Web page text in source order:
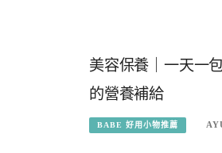
美容保養｜一天一
的營養補給
BABE 好用小物推薦